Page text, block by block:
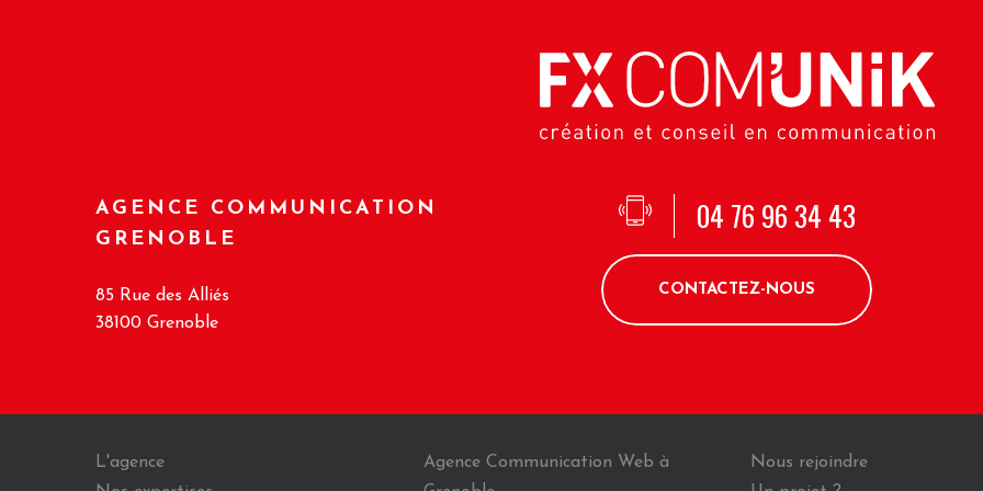
AGENCE COMMUNICATION
GRENOBLE
85 Rue des Alliés
38100 Grenoble
04 76 96 34 43
CONTACTEZ-NOUS
L'agence
Agence Communication Web à
Nous rejoindre